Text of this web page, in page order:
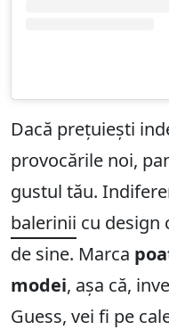
Dacă prețuiești
provocările noi,
gustul tău.
balerinii cu design
de sine. Marca
modei, așa că,
Guess, vei fi pe